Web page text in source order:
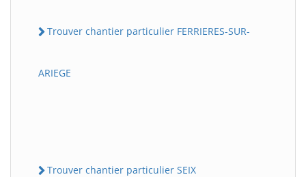
Trouver chantier particulier FERRIERES-SUR-
ARIEGE
Trouver chantier particulier SEIX